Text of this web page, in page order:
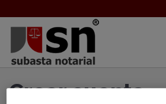
Crear cuenta